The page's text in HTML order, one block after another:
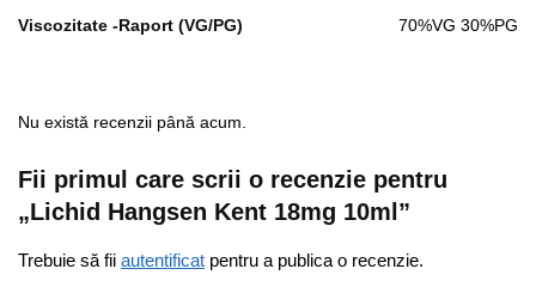
Viscozitate -Raport (VG/PG) 70%VG 30%PG
Nu există recenzii până acum.
Fii primul care scrii o recenzie pentru
„Lichid Hangsen Kent 18mg 10ml”
Trebuie să fii autentificat pentru a publica o recenzie.